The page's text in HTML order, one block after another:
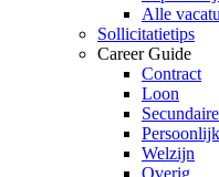
Alle
Sollicitatietips
Career Guide
Contract
Loon
Welzijn
Overig